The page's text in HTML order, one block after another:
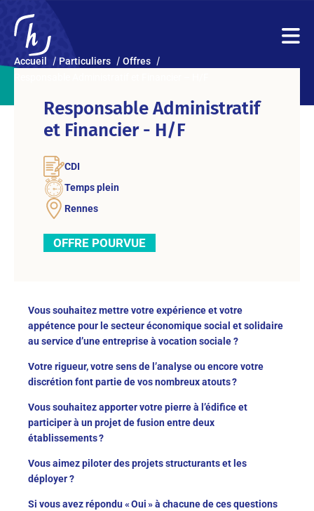
Accueil Particuliers
Offres
Responsable Administratif
et Financier - H/F
CDI
Temps plein
Rennes
OFFRE POURVUE
Vous souhaitez mettre votre expérience et votre
appétence pour le secteur économique social et solidaire
au service d’une entreprise à vocation sociale ?
Votre rigueur, votre sens de l’analyse ou encore votre
discrétion font partie de vos nombreux atouts ?
Vous souhaitez apporter votre pierre à l’édifice et
participer à un projet de fusion entre deux
établissements ?
Vous aimez piloter des projets structurants et les
déployer ?
Si vous avez répondu « Oui » à chacune de ces questions